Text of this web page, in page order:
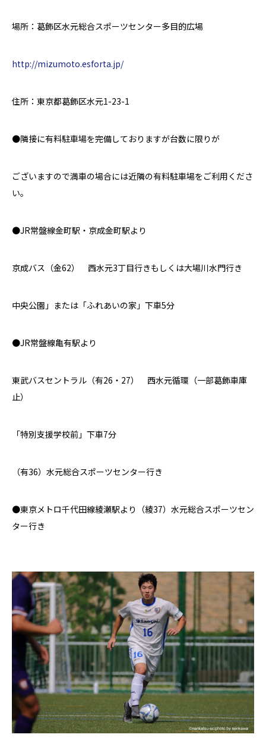
場所：葛飾区水元総合スポーツセンター多目的広場
http://mizumoto.esforta.jp/
住所：東京都葛飾区水元1-23-1
●隣接に有料駐車場を完備しておりますが台数に限りが
ございますので満車の場合には近隣の有料駐車場をご利用くださ
い。
●JR常盤線金町駅・京成金町駅より
京成バス（金62） 西水元3丁目行きもしくは大場川水門行き
中央公園」または「ふれあいの家」下車5分
●JR常盤線亀有駅より
東武バスセントラル（有26 ・ 27） 西水元循環（一部葛飾車庫
止）
「特別支援学校前」下車7分
（有36）水元総合スポーツセンター行き
●東京メトロ千代田線綾瀬駅より（綾37）水元総合スポーツセン
ター行き